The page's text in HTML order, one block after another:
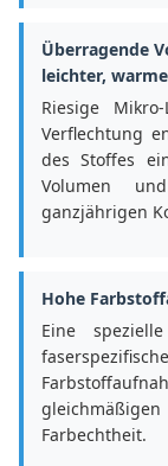
Überragende
leichter,
Riesige
Verflechtung
des Stoffes
Volumen
ganzjährigen
Hohe
Eine
Farbechtheit.